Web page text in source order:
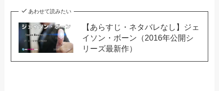
あわせて読みたい
【あらすじ・ネタバレなし】ジェ
イソン・ボーン（2016年公開シ
リーズ最新作）